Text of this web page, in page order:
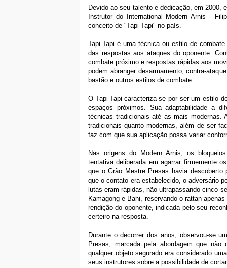
Devido ao seu talento e dedicação, em 2000,
Instrutor do International Modern Arnis -
conceito de "Tapi Tapi" no país.
Tapi-Tapi é uma técnica ou estilo de
das respostas aos ataques do oponente.
combate próximo e respostas rápidas aos
podem abranger desarmamento, contra-
bastão e outros estilos de combate.
O Tapi-Tapi caracteriza-se por ser um estilo
espaços próximos. Sua adaptabilidade a
técnicas tradicionais até as mais modernas.
tradicionais quanto modernas, além de ser
faz com que sua aplicação possa variar
Nas origens do Modern Arnis, os
tentativa deliberada em agarrar firmemente
que o Grão Mestre Presas havia
que o contato era estabelecido, o adversário
lutas eram rápidas, não ultrapassando cinco
Kamagong e Bahi, reservando o rattan
rendição do oponente, indicada pelo seu
certeiro na resposta.
Durante o decorrer dos anos, observou-se
Presas, marcada pela abordagem que
qualquer objeto segurado era considerado
seus instrutores sobre a possibilidade de